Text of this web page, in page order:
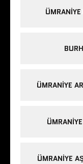
ÜMRANIYE
ÜMRANIYE